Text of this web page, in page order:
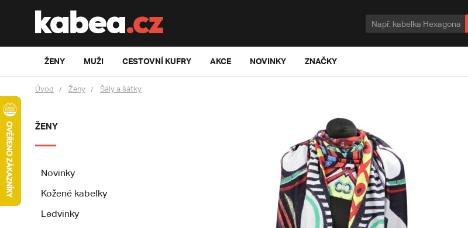
ŽENY MUŽI CESTOVNÍ KUFRY AKCE NOVINKY ZNAČKY
Úvod Ženy Šály a šátky
ŽENY
Novinky
Kožené kabelky
Ledvinky